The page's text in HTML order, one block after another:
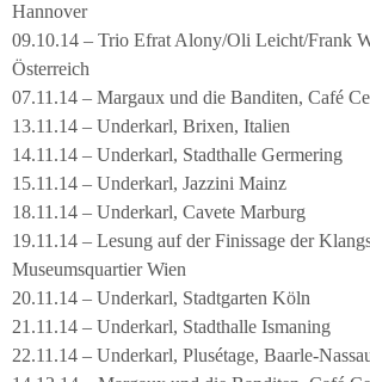
Hannover
09.10.14 – Trio Efrat Alony/Oli Leicht/Frank
Österreich
07.11.14 – Margaux und die Banditen, Café
13.11.14 – Underkarl, Brixen, Italien
14.11.14 – Underkarl, Stadthalle Germering
15.11.14 – Underkarl, Jazzini Mainz
18.11.14 – Underkarl, Cavete Marburg
19.11.14 – Lesung auf der Finissage der
Museumsquartier Wien
20.11.14 – Underkarl, Stadtgarten Köln
21.11.14 – Underkarl, Stadthalle Ismaning
22.11.14 – Underkarl, Plusétage, Baarle-